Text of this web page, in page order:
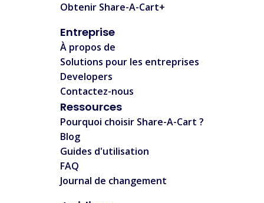
Obtenir Share-A-Cart+
Entreprise
À propos de
Solutions pour les entreprises
Developers
Contactez-nous
Ressources
Pourquoi choisir Share-A-Cart ?
Blog
Guides d'utilisation
FAQ
Journal de changement